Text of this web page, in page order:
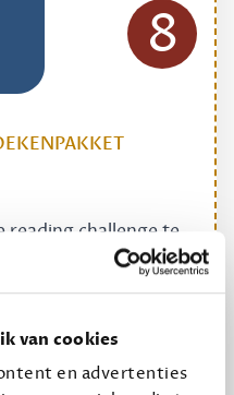
van cookies
en advertenties
reading challenge te
verzending
8